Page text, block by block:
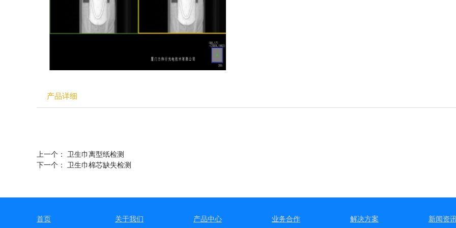
产品详细
上一个： 卫生巾离型纸检测
下一个： 卫生巾棉芯缺失检测
首页 关于我们 产品中心 业务合作 解决方案 新闻资